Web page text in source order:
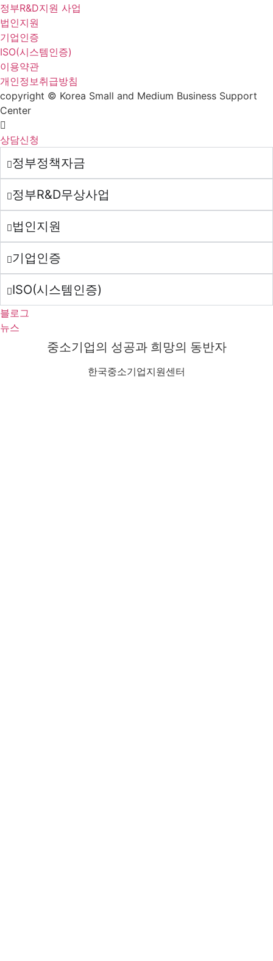
정부R&D지원 사업
법인지원
기업인증
ISO(시스템인증)
이용약관
개인정보취급방침
copyright © Korea Small and Medium Business Support
Center
상담신청
정부정책자금
정부R&D무상사업
법인지원
기업인증
ISO(시스템인증)
블로그
뉴스
중소기업의 성공과 희망의 동반자
한국중소기업지원센터